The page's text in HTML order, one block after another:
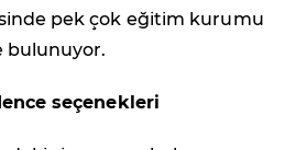
pek çok eğitim kurumu
bulunuyor.
seçenekleri